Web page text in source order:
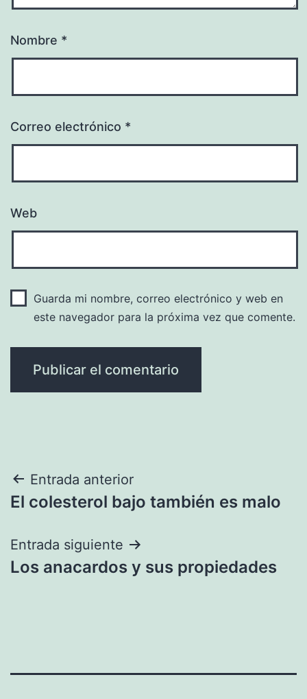
Nombre *
Correo electrónico *
Web
Guarda mi nombre, correo electrónico y web en
este navegador para la próxima vez que comente.
Navegación
de
entradas
Entrada anterior
El colesterol bajo también es malo
Entrada siguiente
Los anacardos y sus propiedades